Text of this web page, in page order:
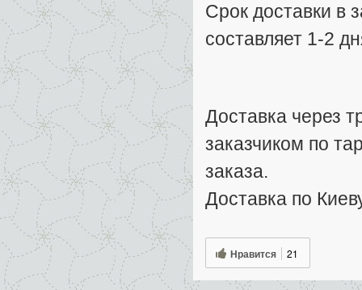
Срок доставки в
составляет 1-2
Доставка через
заказчиком по
заказа.
Доставка по
Нравится 21